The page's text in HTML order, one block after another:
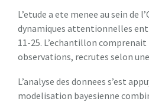
L’etude a ete menee au sein de
dynamiques attentionnelles
11-25. L’echantillon
observations, recrutes selon
L’analyse des donnees s’est
modelisation bayesienne